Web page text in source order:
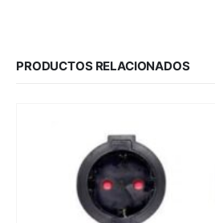
PRODUCTOS RELACIONADOS